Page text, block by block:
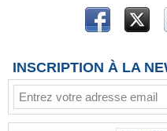
INSCRIPTION À LA